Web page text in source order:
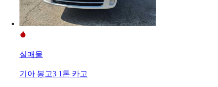
실매물
기아 봉고3 1톤 카고